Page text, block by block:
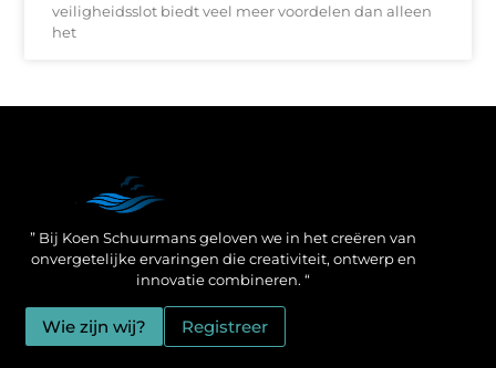
veiligheidsslot biedt veel meer voordelen dan alleen
het
” Bij Koen Schuurmans geloven we in het creëren van
onvergetelijke ervaringen die creativiteit, ontwerp en
innovatie combineren. “
Wie zijn wij? Registreer